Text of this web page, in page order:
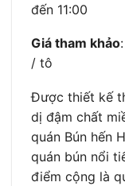
đến 11:00
Giá tham khảo
/ tô
Được thiết kế
dị đậm chất
quán Bún hến
quán bún nổi
điểm cộng là